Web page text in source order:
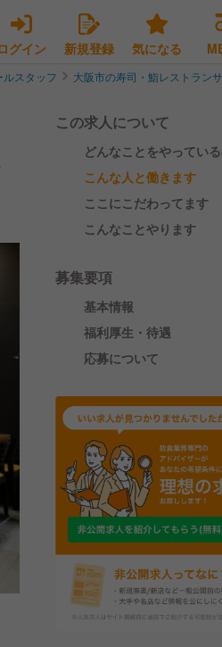
グイン 新規登録 気になる
スタッフ 大阪市の寿司・鮨レストラン
この求人について
どんなことをやってい
こんな人と働きます
ここにこだわってます
こんなことやります
募集要項
基本情報
福利厚生・待遇
応募について